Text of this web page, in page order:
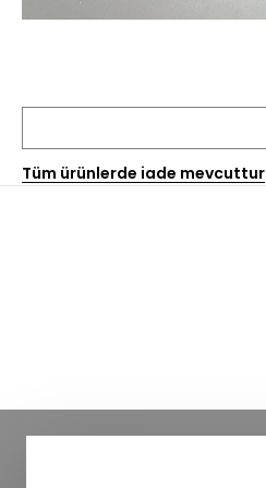
Tüm ürünlerde iade mevcuttur